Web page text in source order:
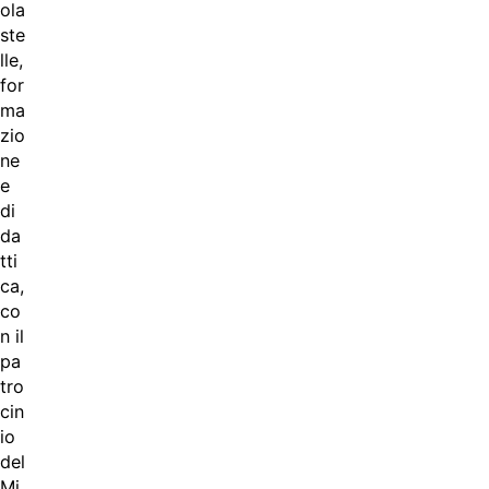
ola
ste
lle,
for
ma
zio
ne
e
di
da
tti
ca,
co
n il
pa
tro
cin
io
del